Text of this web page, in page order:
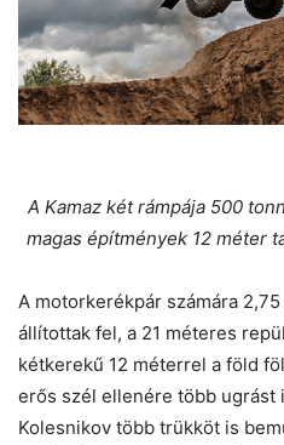
A Kamaz két rámpája 500
magas építmények 12 méter
A motorkerékpár számára
állítottak fel, a 21 méteres
kétkerekű 12 méterrel a föld
erős szél ellenére több ugrást
Kolesnikov több trükköt is